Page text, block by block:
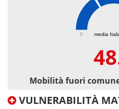
media
0
Mobilità fuori
VULNERABILITÀ